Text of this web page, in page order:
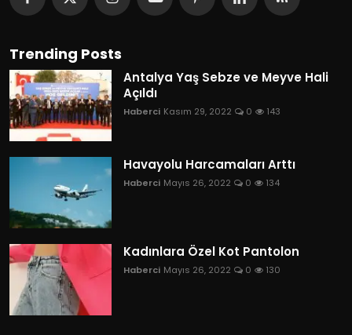
Trending Posts
Antalya Yaş Sebze ve Meyve Hali
Açıldı
Haberci Kasım 29, 2022 0 143
Havayolu Harcamaları Arttı
Haberci Mayıs 26, 2022 0 134
Kadınlara Özel Kot Pantolon
Haberci Mayıs 26, 2022 0 130